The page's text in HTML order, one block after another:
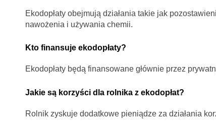
Ekodopłaty obejmują działania takie jak
nawożenia i używania chemii.
Kto finansuje ekodopłaty?
Ekodopłaty będą finansowane głównie przez
Jakie są korzyści dla rolnika z ekodopłat?
Rolnik zyskuje dodatkowe pieniądze za działania